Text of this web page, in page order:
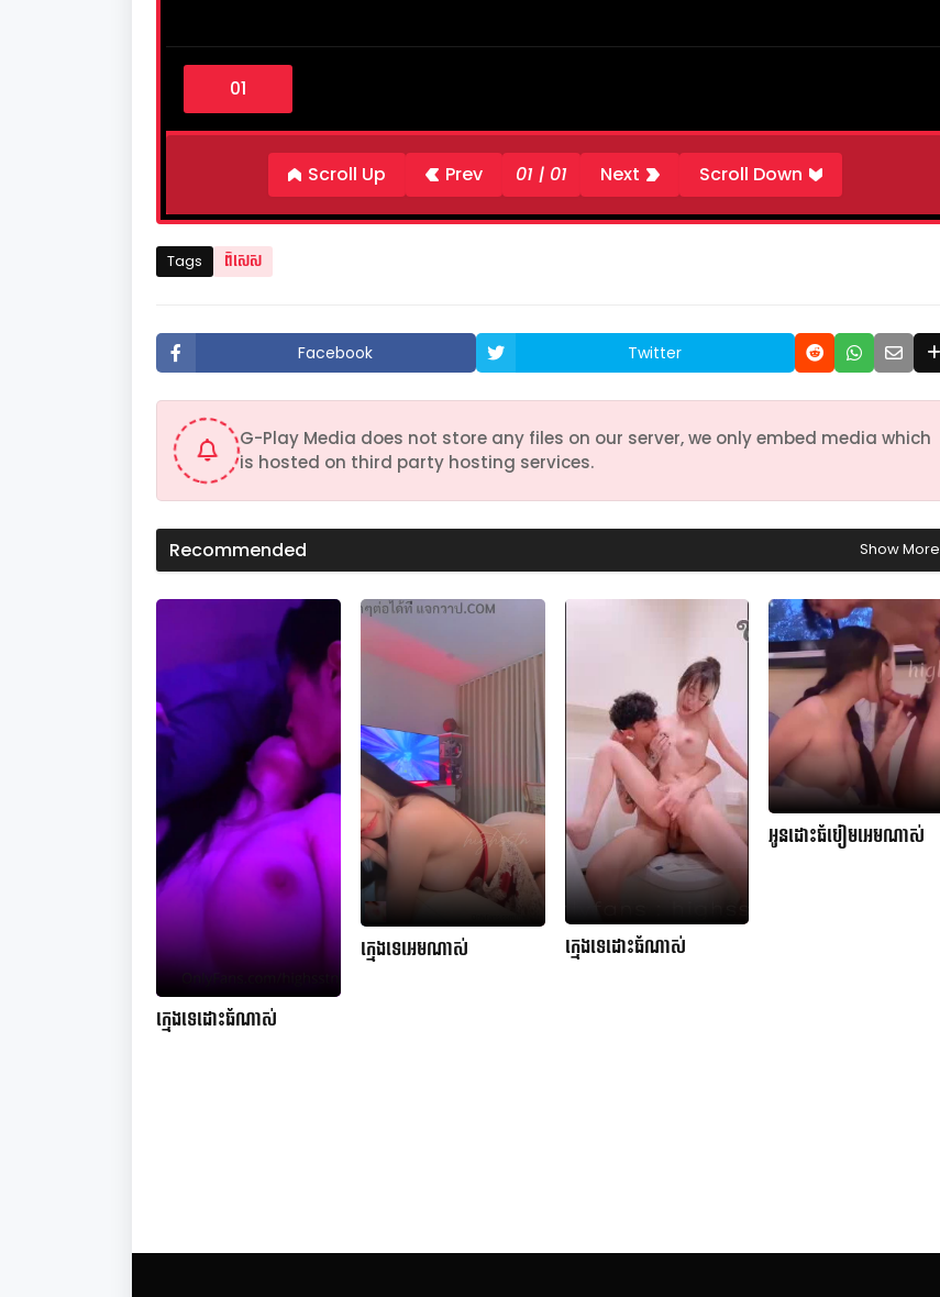
0
n
f
4
m
n
e
s
,
9
e
s
V
u
0
Scroll Up Prev 01 | 01 Next Scroll Down
Tags ពិសេស
Facebook Twitter
G-Play Media does not store any files on our server, we only embed media which
is hosted on third party hosting services.
Recommended Show More
ក្មេងទេដោះធំណាស់
ក្មេងទេអេមណាស់ ក្មេងទេដោះធំណាស់
អូនដោះធំបៀមអេមណាស់